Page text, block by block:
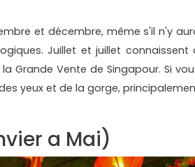
et décembre, même s'il n'y
Juillet et juillet connaissent
Grande Vente de Singapour. Si
yeux et de la gorge,
a Mai)